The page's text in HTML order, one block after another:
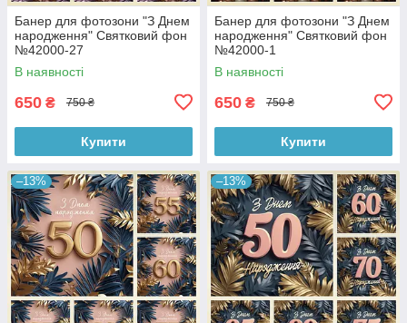
Банер для фотозони "З Днем
народження" Святковий фон
№42000-27
В наявності
650 ₴ 750 ₴
Купити
Банер для фотозони "З Днем
народження" Святковий фон
№42000-1
В наявності
650 ₴ 750 ₴
Купити
–13% –13%